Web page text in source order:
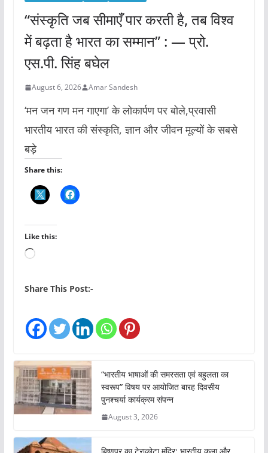
“संस्कृति जब सीमाएँ पार करती है, तब विश्व
में बढ़ता है भारत का सम्मान” : — प्रो.
एस.पी. सिंह बघेल
August 6, 2026 Amar Sandesh
‘मन जन गण मन गाएगा’ के लोकार्पण पर बोले,प्रवासी
भारतीय भारत की संस्कृति, ज्ञान और जीवन मूल्यों के सबसे
बड़े
Share this:
Like this:
L
a
n
…
Share This Post:-
“भारतीय भाषाओं की समरसता एवं बहुलता का
स्वरूप” विषय पर आयोजित बारह दिवसीय
पुनश्चर्या कार्यक्रम संपन्न
August 3, 2026